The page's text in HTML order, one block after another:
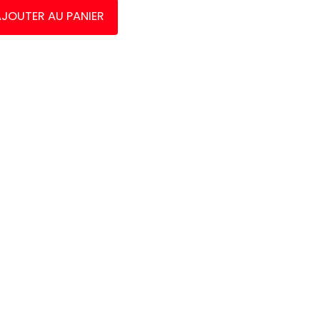
AU PANIER